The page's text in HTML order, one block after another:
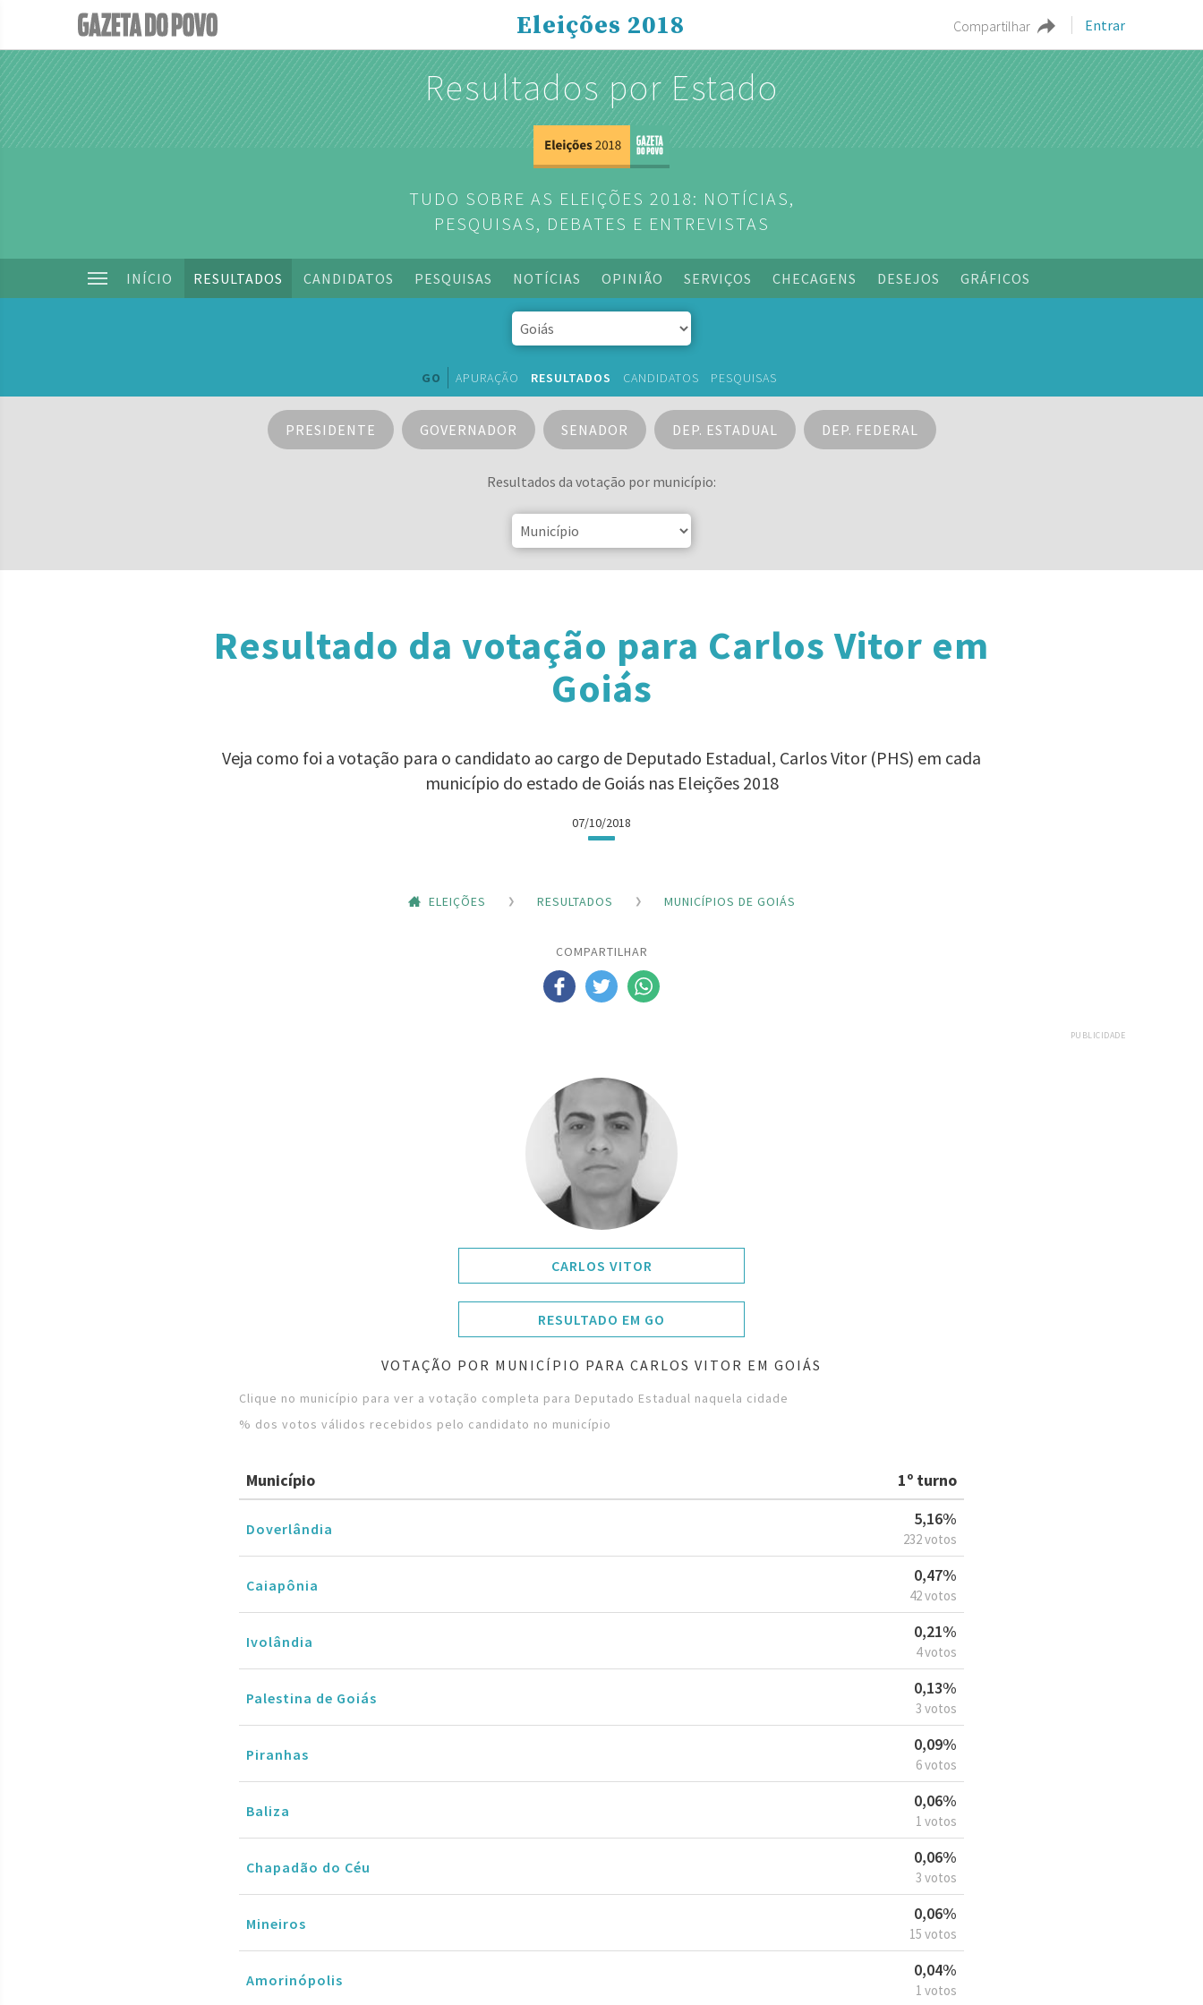
Compartilhar Entrar
Eleições 2018
Resultados por Estado
TUDO SOBRE AS ELEIÇÕES 2018: NOTÍCIAS,
PESQUISAS, DEBATES E ENTREVISTAS
INÍCIO RESULTADOS CANDIDATOS PESQUISAS NOTÍCIAS OPINIÃO SERVIÇOS CHECAGENS DESEJOS GRÁFICOS
GO APURAÇÃO RESULTADOS CANDIDATOS PESQUISAS
PRESIDENTE GOVERNADOR SENADOR DEP. ESTADUAL DEP. FEDERAL
Resultados da votação por município:
Resultado da votação para Carlos Vitor em
Goiás
Veja como foi a votação para o candidato ao cargo de Deputado Estadual, Carlos Vitor (PHS) em cada
município do estado de Goiás nas Eleições 2018
07/10/2018
ELEIÇÕES RESULTADOS MUNICÍPIOS DE GOIÁS
COMPARTILHAR
PUBLICIDADE
CARLOS VITOR
RESULTADO EM GO
VOTAÇÃO POR MUNICÍPIO PARA CARLOS VITOR EM GOIÁS
Clique no município para ver a votação completa para Deputado Estadual naquela cidade
% dos votos válidos recebidos pelo candidato no município
Município 1º turno
Doverlândia
5,16%
232 votos
Caiapônia
0,47%
42 votos
Ivolândia
0,21%
4 votos
Palestina de Goiás
0,13%
3 votos
Piranhas
0,09%
6 votos
Baliza
0,06%
1 votos
Chapadão do Céu
0,06%
3 votos
Mineiros
0,06%
15 votos
Amorinópolis
0,04%
1 votos